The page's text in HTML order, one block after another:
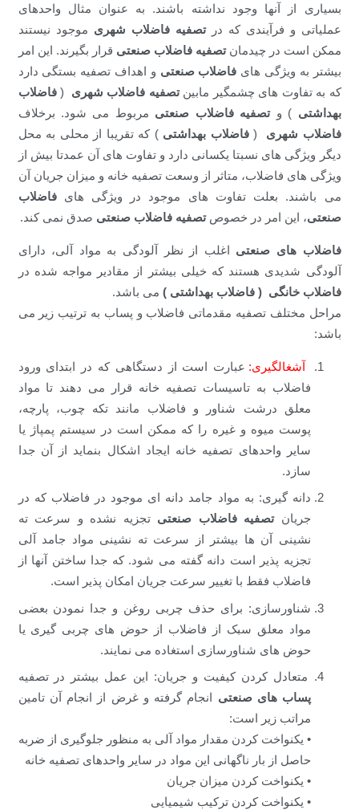
بسیاری از آنها وجود نداشته باشند. به عنوان مثال واحدهای
عملیاتی و فرآیندی که درتصفیه فاضلاب شهری موجود نیستند
ممکن است در چیدمانتصفیه فاضلاب صنعتی قرار بگیرند. این امر
بیشتر به ویژگی های فاضلاب صنعتی و اهداف تصفیه بستگی دارد
که به تفاوت های چشمگیر مابینتصفیه فاضلاب شهری (فاضلاب
بهداشتی ) وتصفیه فاضلاب صنعتی مربوط می شود. برخلاف
فاضلاب شهری (فاضلاب بهداشتی ) که تقریبا از محلی به محل
دیگر ویژگی های نسبتا یکسانی دارد و تفاوت های آن عمدتا بیش از
ویژگی های فاضلاب، متاثر از وسعت تصفیه خانه و میزان جریان آن
می باشند. بعلت تفاوت های موجود در ویژگی هایفاضلاب
صنعتی، این امر در خصوصتصفیه فاضلاب صنعتی صدق نمی کند.
فاضلاب های صنعتی اغلب از نظر آلودگی به مواد آلی، دارای
آلودگی شدیدی هستند که خیلی بیشتر از مقادیر مواجه شده در
فاضلاب خانگی ( فاضلاب بهداشتی ) می باشد.
مراحل مختلف تصفیه مقدماتی فاضلاب و پساب به ترتیب زیر می
باشد:
آشغالگیری: عبارت است از دستگاهی که در ابتدای ورود
فاضلاب به تاسیسات تصفیه خانه قرار می دهند تا مواد
معلق درشت شناور و فاضلاب مانند تکه چوب، پارچه،
پوست میوه و غیره را که ممکن است در سیستم پمپاژ یا
سایر واحدهای تصفیه خانه ایجاد اشکال بنماید از آن جدا
سازد.
دانه گیری: به مواد جامد دانه ای موجود در فاضلاب که در
جریانتصفیه فاضلاب صنعتی تجزیه نشده و سرعت ته
نشینی آن ها بیشتر از سرعت ته نشینی مواد جامد آلی
تجزیه پذیر است دانه گفته می شود. که جدا ساختن آنها از
فاضلاب فقط با تغییر سرعت جریان امکان پذیر است.
شناورسازی: برای حذف چربی روغن و جدا نمودن بعضی
مواد معلق سبک از فاضلاب از حوض های چربی گیری یا
حوض های شناورسازی استغاده می نمایند.
متعادل کردن کیفیت و جریان: این عمل بیشتر در تصفیه
پساب های صنعتی انجام گرفته و غرض از انجام آن تامین
مراتب زیر است:
• یکنواخت کردن مقدار مواد آلی به منظور جلوگیری از ضربه
حاصل از بار ناگهانی این مواد در سایر واحدهای تصفیه خانه
• یکنواخت کردن میزان جریان
• یکنواخت کردن ترکیب شیمیایی